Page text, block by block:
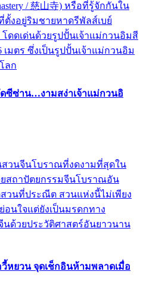
/ 慈山寺) หรือที่รู้จักกันใน
งอยู่ริมชายหาดรีพัลส์เบย์
โดดเด่นด้วยรูปปั้นเจ้าแม่กวนอิมสี
มตร ซึ่งเป็นรูปปั้นเจ้าแม่กวนอิม
ลก
ดซีซ่าน…งามสง่าเจ้าแม่กวนอิ
วนจีนโบราณที่งดงามที่สุดใน
ยสถาปัตยกรรมจีนโบราณอัน
วนที่ประณีต สวนแห่งนี้ไม่เพียง
นใจแต่ยังเป็นมรดกทาง
ด้วยประวัติศาสตร์อันยาวนาน
วี้หยวน จุดเช็กอินห้ามพลาดเมื่อ